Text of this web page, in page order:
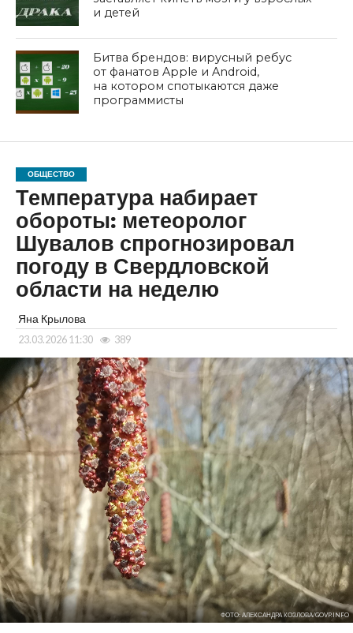
и детей
Битва брендов: вирусный ребус
от фанатов Apple и Android,
на котором спотыкаются даже
программисты
ОБЩЕСТВО
Температура набирает
обороты: метеоролог
Шувалов спрогнозировал
погоду в Свердловской
области на неделю
Яна Крылова
23.03.2026 11:30 389
ФОТО: АЛЕКСАНДРА КОЗЛОВА/GOVP.INFO